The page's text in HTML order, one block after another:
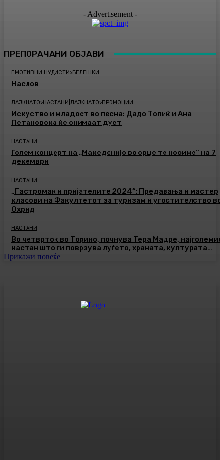
- Advertisement -
ПРЕПОРАЧАНИ ОБЈАВИ
ЕМОТИВНИ НУДИСТИ>БЕЛЕШКИ
Наслов
ЛАЈКНАТО>НАСТАНИ|ЛАЈКНАТО>ПРОМОЦИИ
Искуство и младост во песна: Дадо Топиќ и Ана
Петановска ќе снимаат дует
НАСТАНИ
Голем концерт на „Македонијо во срце те носиме“ на 7
декември
НАСТАНИ
„Гастромак и пријателите 2024“: Предавања и мастер
класови на Факултетот за туризам и угостителство
Охрид
НАСТАНИ
Во четврток во Торино, почнува Тера Мадре,
настан што ги поврзува луѓето, храната, културата…
Прикажи повеќе